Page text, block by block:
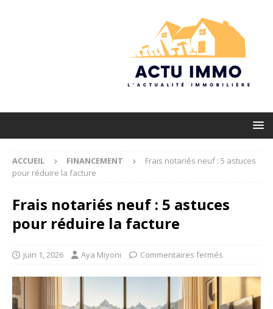
ACCUEIL FINANCEMENT
Frais notariés neuf : 5 astuces
pour réduire la facture
Frais notariés neuf : 5 astuces
pour réduire la facture
juin 1, 2026 Aya Miyoni Commentaires fermés